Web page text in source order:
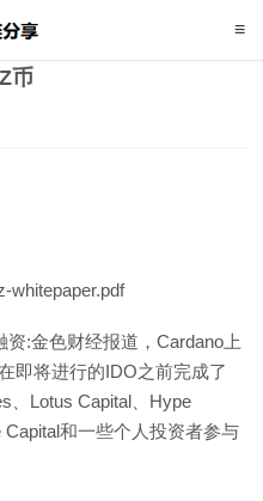
币
whitepaper.pdf
:金色财经报道，Cardano上
即将进行的IDO之前完成了
、Lotus Capital、Hype
和一些个人投资者参与